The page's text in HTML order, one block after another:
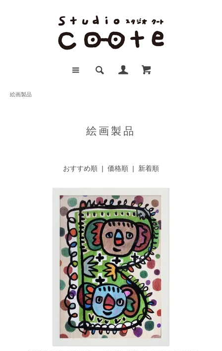
絵画製品
絵画製品
おすすめ順 | 価格順 | 新着順